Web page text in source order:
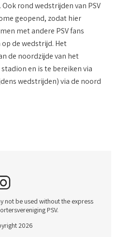
rond wedstrijden van PSV
geopend, zodat hier
met andere PSV fans
de wedstrijd. Het
de noordzijde van het
en is te bereiken via
wedstrijden) via de noord
not be used without the express
PSV.
2026